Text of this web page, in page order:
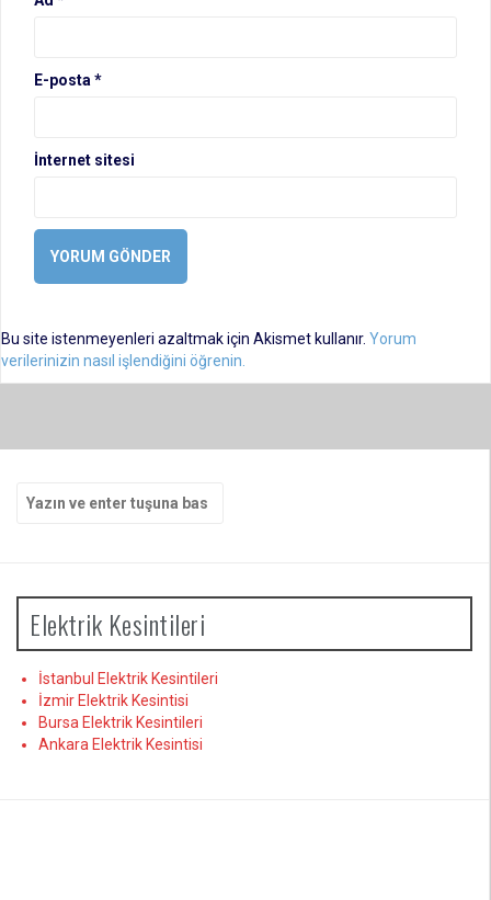
E-posta *
İnternet sitesi
Bu site istenmeyenleri azaltmak için Akismet kullanır. Yorum
verilerinizin nasıl işlendiğini öğrenin.
yap:
Elektrik Kesintileri
İstanbul Elektrik Kesintileri
İzmir Elektrik Kesintisi
Bursa Elektrik Kesintileri
Ankara Elektrik Kesintisi